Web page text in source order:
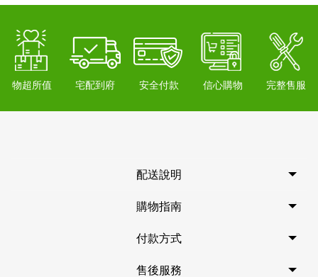
物超所值 宅配到府 安全付款 信心購物 完整售服
配送說明
購物指南
付款方式
售後服務